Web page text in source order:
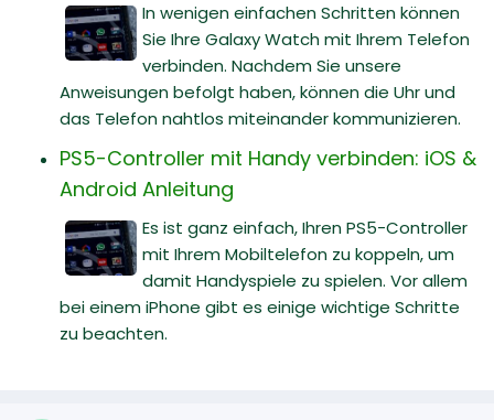
In wenigen einfachen Schritten können
Sie Ihre Galaxy Watch mit Ihrem Telefon
verbinden. Nachdem Sie unsere
Anweisungen befolgt haben, können die Uhr und
das Telefon nahtlos miteinander kommunizieren.
PS5-Controller mit Handy verbinden: iOS &
Android Anleitung
Es ist ganz einfach, Ihren PS5-Controller
mit Ihrem Mobiltelefon zu koppeln, um
damit Handyspiele zu spielen. Vor allem
bei einem iPhone gibt es einige wichtige Schritte
zu beachten.